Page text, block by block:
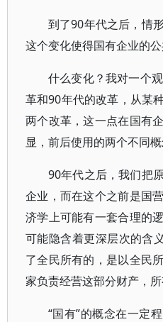
到了90年代之后，情
这个变化使得国有企业的公
什么变化？我对一个
革和90年代的改革，从某
两个改革，这一点在国有
显，前后使用的两个不同
90年代之后，我们把
企业，而在这个之前是国
济学上可能有一套合理的
可能隐含着更深层次的含
了全民所有的，是以全民
家负责经营这部分财产，所
“国有”的概念在一定